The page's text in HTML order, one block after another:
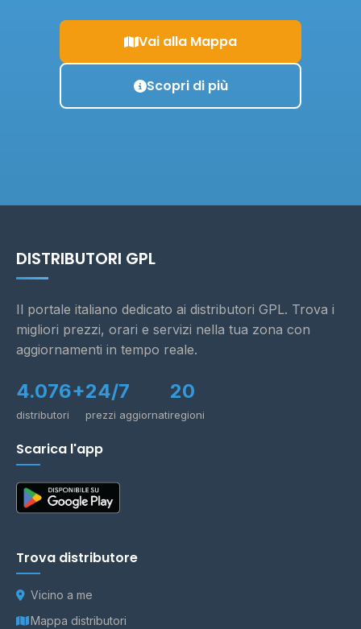
Vai alla Mappa
Scopri di più
DISTRIBUTORI GPL
Il portale italiano dedicato ai distributori GPL. Trova i
migliori prezzi, orari e servizi nella tua zona con
aggiornamenti in tempo reale.
4.076+
distributori
24/7
prezzi aggiornati
20
regioni
Scarica l'app
Trova distributore
Vicino a me
Mappa distributori